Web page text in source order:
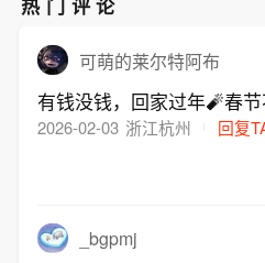
热门评论
可萌的莱尔特阿布
有钱没钱，回家过年🧨春
2026-02-03 浙江杭州 回复
_bgpmj